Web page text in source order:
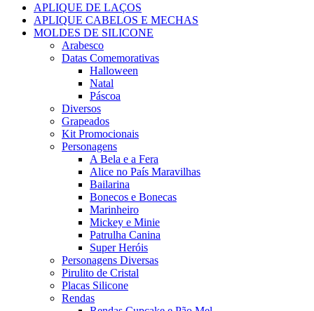
APLIQUE DE LAÇOS
APLIQUE CABELOS E MECHAS
MOLDES DE SILICONE
Arabesco
Datas Comemorativas
Halloween
Natal
Páscoa
Diversos
Grapeados
Kit Promocionais
Personagens
A Bela e a Fera
Alice no País Maravilhas
Bailarina
Bonecos e Bonecas
Marinheiro
Mickey e Minie
Patrulha Canina
Super Heróis
Personagens Diversas
Pirulito de Cristal
Placas Silicone
Rendas